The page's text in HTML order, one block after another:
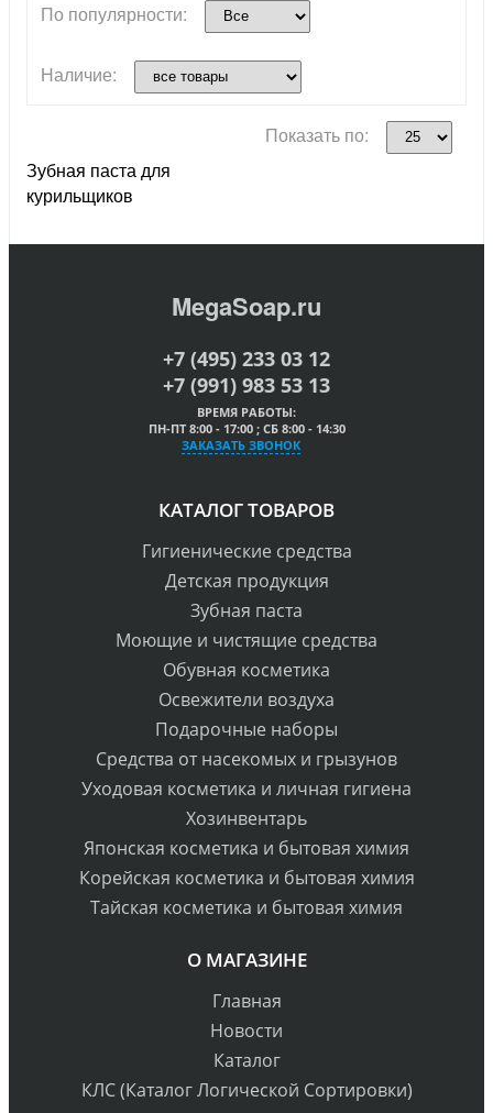
По популярности:
Наличие:
Показать по:
Зубная паста для
курильщиков
MegaSoap.ru
+7 (495) 233 03 12
+7 (991) 983 53 13
ВРЕМЯ РАБОТЫ:
ПН-ПТ 8:00 - 17:00 ; СБ 8:00 - 14:30
ЗАКАЗАТЬ ЗВОНОК
КАТАЛОГ ТОВАРОВ
Гигиенические средства
Детская продукция
Зубная паста
Моющие и чистящие средства
Обувная косметика
Освежители воздуха
Подарочные наборы
Средства от насекомых и грызунов
Уходовая косметика и личная гигиена
Хозинвентарь
Японская косметика и бытовая химия
Корейская косметика и бытовая химия
Тайская косметика и бытовая химия
О МАГАЗИНЕ
Главная
Новости
Каталог
КЛС (Каталог Логической Сортировки)